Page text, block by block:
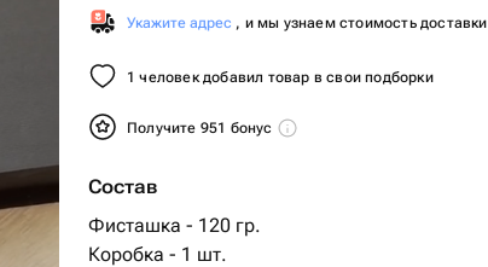
Укажите адрес , и мы узнаем стоимость доставки
1 человек добавил товар в свои подборки
Получите 951 бонус
Состав
Фисташка - 120 гр.
Коробка - 1 шт.